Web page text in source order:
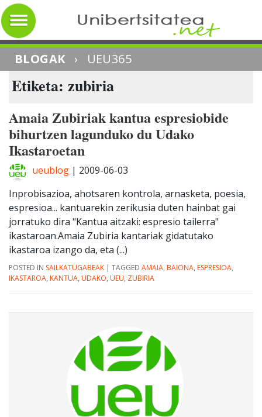
BLOGAK › UEU365
Etiketa: zubiria
Amaia Zubiriak kantua espresiobide
bihurtzen lagunduko du Udako
Ikastaroetan
ueublog | 2009-06-03
Inprobisazioa, ahotsaren kontrola, arnasketa, poesia,
espresioa... kantuarekin zerikusia duten hainbat gai
jorratuko dira "Kantua aitzaki: espresio tailerra"
ikastaroan.Amaia Zubiria kantariak gidatutako
ikastaroa izango da, eta (...)
POSTED IN SAILKATUGABEAK | TAGGED AMAIA, BAIONA, ESPRESIOA,
IKASTAROA, KANTUA, UDAKO, UEU, ZUBIRIA